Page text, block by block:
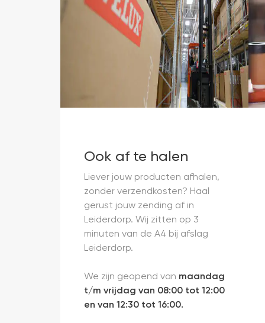
Ook af te halen
Liever jouw producten afhalen,
zonder verzendkosten? Haal
gerust jouw zending af in
Leiderdorp. Wij zitten op 3
minuten van de A4 bij afslag
Leiderdorp.
We zijn geopend van maandag
t/m vrijdag van 08:00 tot 12:00
en van 12:30 tot 16:00.